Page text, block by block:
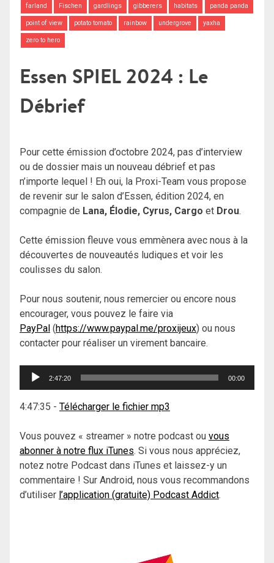
farland Fischen gardlings gibberers habitats panda panda
point of view potato tomato rainbow undergrove yaxha
zero to hero
Essen SPIEL 2024 : Le
Débrief
Pour cette émission d’octobre 2024, pas d’interview
ou de dossier mais un nouveau débrief et pas
n’importe lequel ! Eh oui, la Proxi-Team vous propose
de revenir sur le salon d’Essen, édition 2024, en
compagnie de Lana, Élodie, Cyrus, Cargo et Drou.
Cette émission fleuve vous emmènera avec nous à la
découvertes de nouveautés ludiques et voir les
coulisses du salon.
Pour nous soutenir, nous remercier ou encore nous
encourager, vous pouvez le faire via
PayPal (https://www.paypal.me/proxijeux) ou nous
contacter pour réaliser un virement bancaire.
Lecteur
2:47:20 00:00
4:47:35 - Télécharger le fichier mp3
Vous pouvez « streamer » notre podcast ou vous
abonner à notre flux iTunes. Si vous nous appréciez,
notez notre Podcast dans iTunes et laissez-y un
commentaire ! Sur Android, nous vous recommandons
d’utiliser l’application (gratuite) Podcast Addict.